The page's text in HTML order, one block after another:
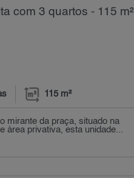
com 3 quartos - 115 m²
115 m²
mirante da praça, situado na
área privativa, esta unidade...